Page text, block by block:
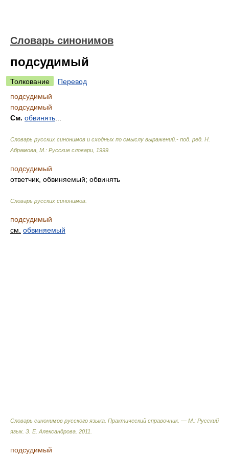
Словарь синонимов
подсудимый
Толкование
Перевод
подсудимый
подсудимый
См. обвинять
Словарь русских синонимов и сходных по смыслу выражений.- под. ред. Н.
Абрамова, М.: Русские словари 1999
подсудимый
ответчик, обвиняемый; обвинять
Словарь русских синонимов
подсудимый
см. обвиняемый
Словарь синонимов русского языка. Практический справочник. — М.: Русский
язык. З. Е. Александрова 2011
подсудимый